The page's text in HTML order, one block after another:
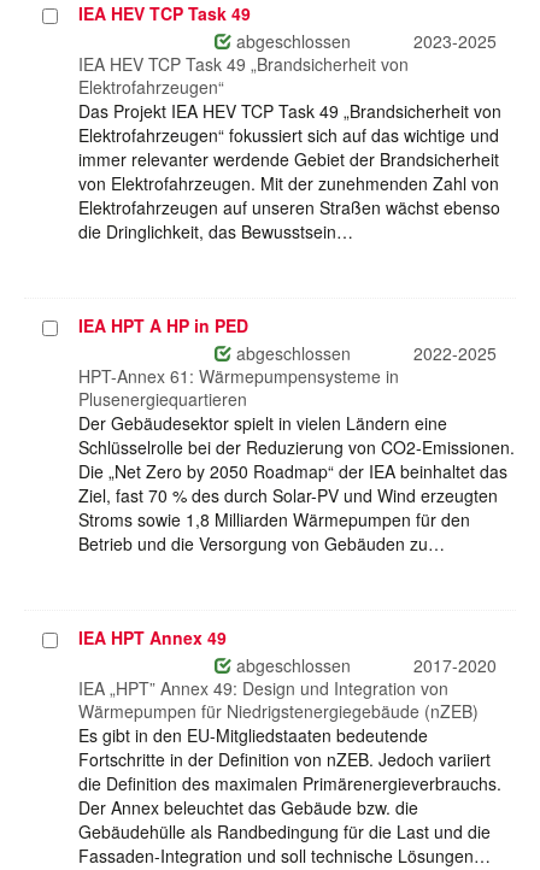
ProjektIEA HEV TCP Task 49
abgeschlossen
2023-2025
IEA HEV TCP Task 49 „Brandsicherheit von
Elektrofahrzeugen“
Das Projekt IEA HEV TCP Task 49 „Brandsicherheit von
Elektrofahrzeugen“ fokussiert sich auf das wichtige und
immer relevanter werdende Gebiet der Brandsicherheit
von Elektrofahrzeugen. Mit der zunehmenden Zahl von
Elektrofahrzeugen auf unseren Straßen wächst ebenso
die Dringlichkeit, das Bewusstsein…
ProjektIEA HPT A HP in PED
abgeschlossen
2022-2025
HPT-Annex 61: Wärmepumpensysteme in
Plusenergiequartieren
Der Gebäudesektor spielt in vielen Ländern eine
Schlüsselrolle bei der Reduzierung von CO2-Emissionen.
Die „Net Zero by 2050 Roadmap“ der IEA beinhaltet das
Ziel, fast 70 % des durch Solar-PV und Wind erzeugten
Stroms sowie 1,8 Milliarden Wärmepumpen für den
Betrieb und die Versorgung von Gebäuden zu…
ProjektIEA HPT Annex 49
abgeschlossen
2017-2020
IEA „HPT” Annex 49: Design und Integration von
Wärmepumpen für Niedrigstenergiegebäude (nZEB)
Es gibt in den EU-Mitgliedstaaten bedeutende
Fortschritte in der Definition von nZEB. Jedoch variiert
die Definition des maximalen Primärenergieverbrauchs.
Der Annex beleuchtet das Gebäude bzw. die
Gebäudehülle als Randbedingung für die Last und die
Fassaden-Integration und soll technische Lösungen…